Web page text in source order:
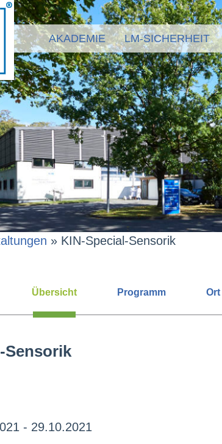
AKADEMIE LM-SICHERHEIT
» KIN-Special-Sensorik
Übersicht Programm Ort
Sensorik
- 29.10.2021